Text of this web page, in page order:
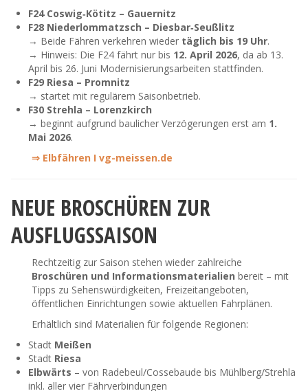
F24 Coswig‑Kötitz – Gauernitz
F28 Niederlommatzsch – Diesbar‑Seußlitz
→ Beide Fähren verkehren wieder täglich bis 19 Uhr.
→ Hinweis: Die F24 fährt nur bis 12. April 2026, da ab 13.
April bis 26. Juni Modernisierungsarbeiten stattfinden.
F29 Riesa – Promnitz
→ startet mit regulärem Saisonbetrieb.
F30 Strehla – Lorenzkirch
→ beginnt aufgrund baulicher Verzögerungen erst am 1.
Mai 2026.
⇒ Elbfähren I vg-meissen.de
NEUE BROSCHÜREN ZUR
AUSFLUGSSAISON
Rechtzeitig zur Saison stehen wieder zahlreiche
Broschüren und Informationsmaterialien bereit – mit
Tipps zu Sehenswürdigkeiten, Freizeitangeboten,
öffentlichen Einrichtungen sowie aktuellen Fahrplänen.
Erhältlich sind Materialien für folgende Regionen:
Stadt Meißen
Stadt Riesa
Elbwärts – von Radebeul/Cossebaude bis Mühlberg/Strehla
inkl. aller vier Fährverbindungen